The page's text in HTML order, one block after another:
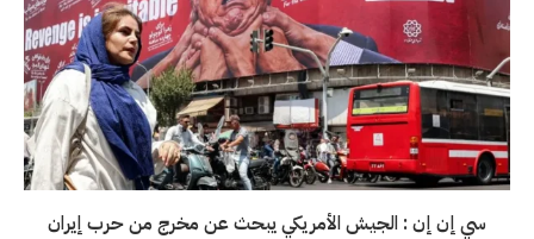
سي إن إن : الجيش الأمريكي يبحث عن مخرج من حرب إيران